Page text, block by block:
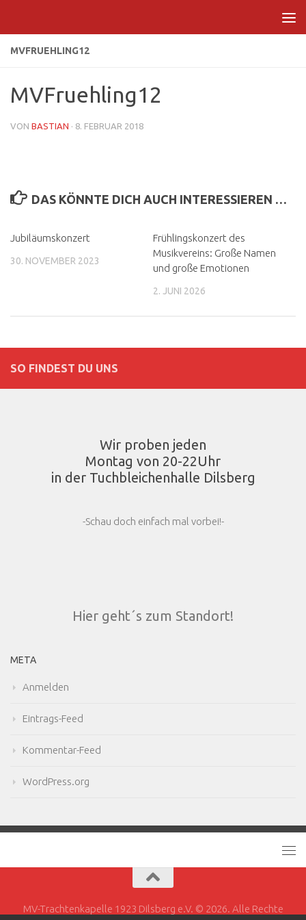
MVFRUEHLING12
MVFruehling12
VON BASTIAN · 8. FEBRUAR 2018
DAS KÖNNTE DICH AUCH INTERESSIEREN …
Jubiläumskonzert
30. NOVEMBER 2023
Frühlingskonzert des
Musikvereins: Große Namen
und große Emotionen
2. JUNI 2026
SO FINDEST DU UNS
Wir proben jeden
Montag von 20-22Uhr
in der Tuchbleichenhalle Dilsberg
-Schau doch einfach mal vorbei!-
Hier geht´s zum Standort!
META
Anmelden
Eintrags-Feed
Kommentar-Feed
WordPress.org
MV-Trachtenkapelle 1923 Dilsberg e.V. © 2026. Alle Rechte